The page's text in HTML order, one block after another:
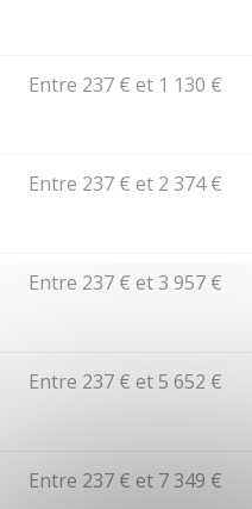
Entre 237 € et 1 130 €
Entre 237 € et 2 374 €
Entre 237 € et3 957 €
Entre 237 € et5 652 €
Entre 237 € et 7 349 €